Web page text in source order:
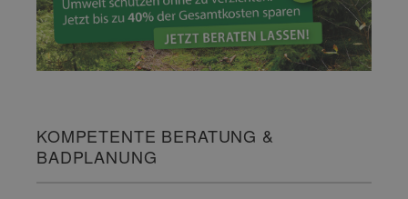
KOMPETENTE BERATUNG &
BADPLANUNG